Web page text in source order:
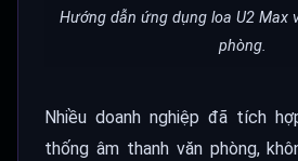
Hướng dẫn ứng dụng loa U2 Max
phòng.
Nhiều doanh nghiệp đã tích
thống âm thanh văn phòng,